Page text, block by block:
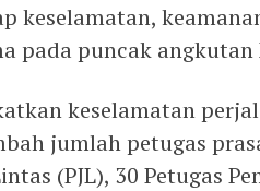
keselamatan,
pada puncak angkutan
keselamatan
jumlah petugas
(PJL), 30 Petugas